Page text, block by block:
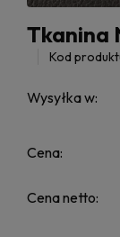
Tkanina
Kod
Wysyłka w:
Cena:
Cena netto: